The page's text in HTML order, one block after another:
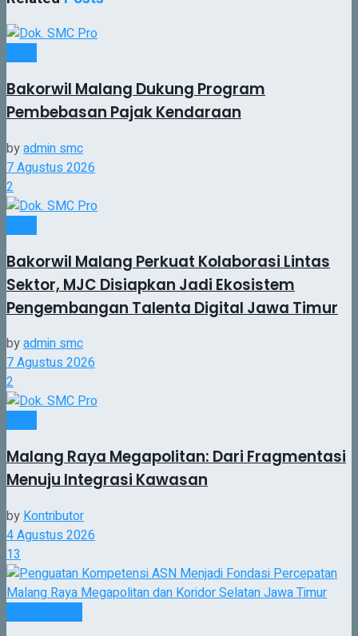
Bakorwil Malang Dukung Program
Pembebasan Pajak Kendaraan
byadmin smc
7 Agustus 2026
2
Bakorwil Malang Perkuat Kolaborasi Lintas
Sektor, MJC Disiapkan Jadi Ekosistem
Pengembangan Talenta Digital Jawa Timur
byadmin smc
7 Agustus 2026
2
Malang Raya Megapolitan: Dari Fragmentasi
Menuju Integrasi Kawasan
by Kontributor
4 Agustus 2026
13